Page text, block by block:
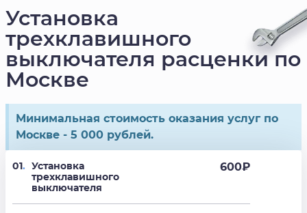
Установка
трехклавишного
выключателя расценки по
Москве
Минимальная стоимость оказания услуг по
Москве - 5 000 рублей.
01. Установка
трехклавишного
выключателя
600₽